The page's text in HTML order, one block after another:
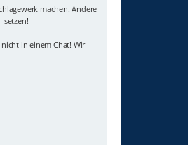
machen. Andere
setzen!
in einem Chat! Wir